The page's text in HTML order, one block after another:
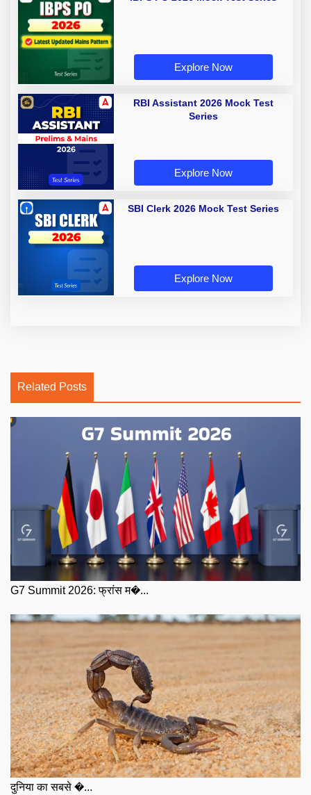
Explore Now
RBI Assistant 2026 Mock Test
Series
Explore Now
SBI Clerk 2026 Mock Test Series
Explore Now
Related Posts
G7 Summit 2026: फ्रांस म�...
दुनिया का सबसे �...